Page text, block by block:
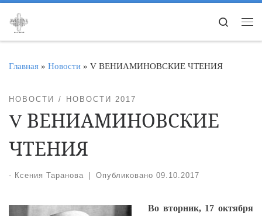
Перейти к содержимому
Search
Главная » Новости » V ВЕНИАМИНОВСКИЕ ЧТЕНИЯ
НОВОСТИ НОВОСТИ 2017
V ВЕНИАМИНОВСКИЕ
ЧТЕНИЯ
- Ксения Таранова Опубликовано 09.10.2017
Во вторник, 17 октября